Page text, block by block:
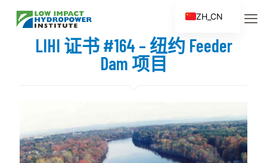
LIHI 证书 #164 – 纽约 Feeder
Dam 项目
ZH_CN
ES